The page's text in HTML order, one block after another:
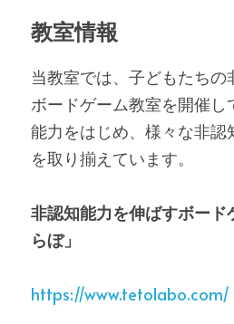
教室情報
当教室では、子どもたちの
ボードゲーム教室を開催
能力をはじめ、様々な非認
を取り揃えています。
非認知能力を伸ばすボード
らぼ」
https://www.tetolabo.com/